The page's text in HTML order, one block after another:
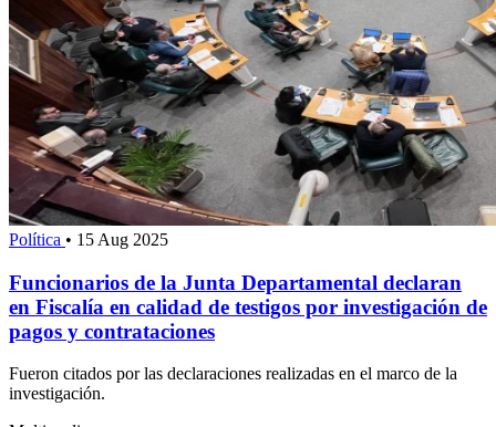
Política • 15 Aug 2025
Funcionarios de la Junta Departamental declaran
en Fiscalía en calidad de testigos por investigación de
pagos y contrataciones
Fueron citados por las declaraciones realizadas en el marco de la
investigación.